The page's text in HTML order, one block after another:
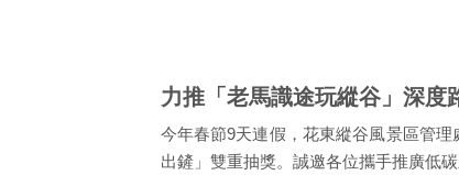
力推「老馬識途玩縱谷」深度
今年春節9天連假，花東縱谷風景區管
出鏟」雙重抽獎。誠邀各位攜手推廣低